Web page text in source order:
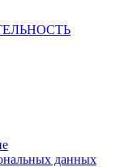
данных